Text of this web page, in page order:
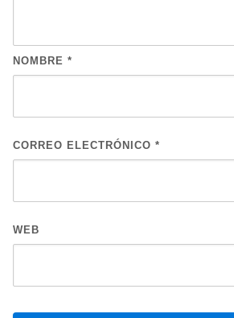
NOMBRE *
CORREO ELECTRÓNICO *
WEB